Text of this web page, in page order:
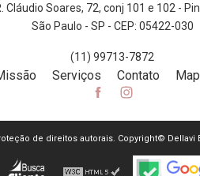
Cláudio Soares, 72, conj 101 e 102 -
São Paulo - SP - CEP: 05422-030
(11) 99713-7872
Serviços Contato
de direitos autorais. Copyright© Dellavi